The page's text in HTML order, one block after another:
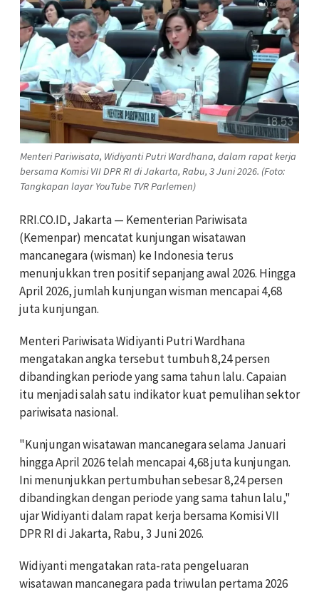
Menteri Pariwisata, Widiyanti Putri Wardhana, dalam rapat kerja
bersama Komisi VII DPR RI di Jakarta, Rabu, 3 Juni 2026. (Foto:
Tangkapan layar YouTube TVR Parlemen)
RRI.CO.ID, Jakarta — Kementerian Pariwisata
(Kemenpar) mencatat kunjungan wisatawan
mancanegara (wisman) ke Indonesia terus
menunjukkan tren positif sepanjang awal 2026. Hingga
April 2026, jumlah kunjungan wisman mencapai 4,68
juta kunjungan.
Menteri Pariwisata Widiyanti Putri Wardhana
mengatakan angka tersebut tumbuh 8,24 persen
dibandingkan periode yang sama tahun lalu. Capaian
itu menjadi salah satu indikator kuat pemulihan sektor
pariwisata nasional.
"Kunjungan wisatawan mancanegara selama Januari
hingga April 2026 telah mencapai 4,68 juta kunjungan.
Ini menunjukkan pertumbuhan sebesar 8,24 persen
dibandingkan dengan periode yang sama tahun lalu,"
ujar Widiyanti dalam rapat kerja bersama Komisi VII
DPR RI di Jakarta, Rabu, 3 Juni 2026.
Widiyanti mengatakan rata-rata pengeluaran
wisatawan mancanegara pada triwulan pertama 2026